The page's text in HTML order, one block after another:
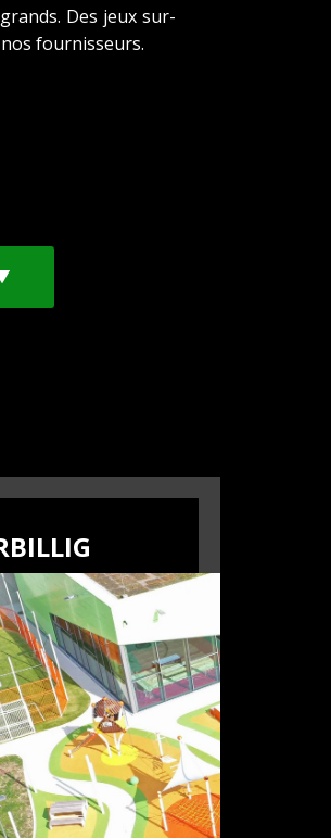
Des jeux sur-
fournisseurs.